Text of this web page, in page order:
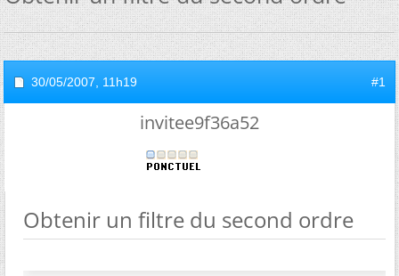
30/05/2007, 11h19 #1
invitee9f36a52
Obtenir un filtre du second ordre